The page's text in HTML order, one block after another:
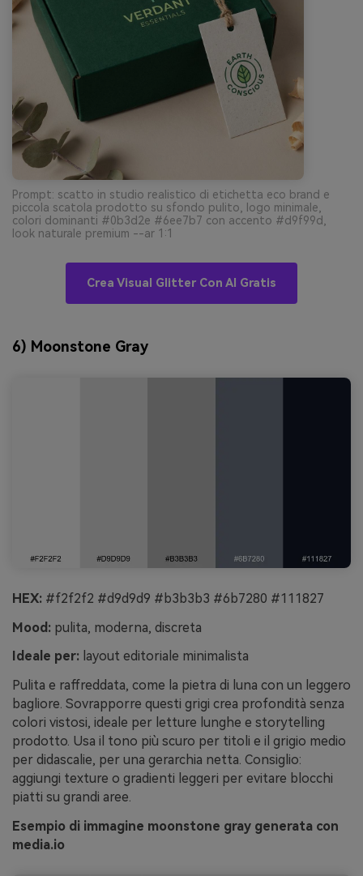
Prompt: scatto in studio realistico di etichetta eco brand e
piccola scatola prodotto su sfondo pulito, logo minimale,
colori dominanti #0b3d2e #6ee7b7 con accento #d9f99d,
look naturale premium --ar 1:1
Crea Visual Glitter Con AI Gratis
6) Moonstone Gray
HEX: #f2f2f2 #d9d9d9 #b3b3b3 #6b7280 #111827
Mood: pulita, moderna, discreta
Ideale per: layout editoriale minimalista
Pulita e raffreddata, come la pietra di luna con un leggero
bagliore. Sovrapporre questi grigi crea profondità senza
colori vistosi, ideale per letture lunghe e storytelling
prodotto. Usa il tono più scuro per titoli e il grigio medio
per didascalie, per una gerarchia netta. Consiglio:
aggiungi texture o gradienti leggeri per evitare blocchi
piatti su grandi aree.
Esempio di immagine moonstone gray generata con
media.io